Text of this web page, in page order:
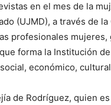
en el mes de la
(UJMD), a través de
profesionales mujeres,
forma la Institución
económico,
de Rodríguez, quien